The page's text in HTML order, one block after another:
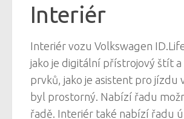
Interiér
Interiér vozu Volkswagen
jako je digitální přístrojový štít
prvků, jako je asistent pro
byl prostorný. Nabízí řadu
řadě. Interiér také nabízí řadu